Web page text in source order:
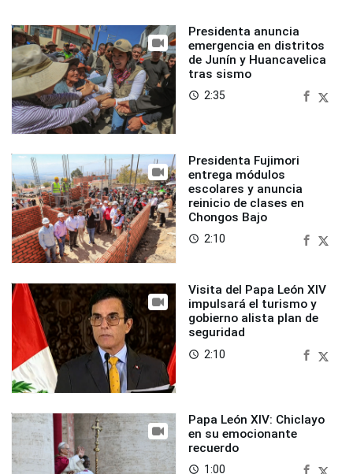
Presidenta anuncia
emergencia en distritos
de Junín y Huancavelica
tras sismo
access_time 2:35
Presidenta Fujimori
entrega módulos
escolares y anuncia
reinicio de clases en
Chongos Bajo
access_time 2:10
Visita del Papa León XIV
impulsará el turismo y
gobierno alista plan de
seguridad
access_time 2:10
Papa León XIV: Chiclayo
en su emocionante
recuerdo
access_time 1:00